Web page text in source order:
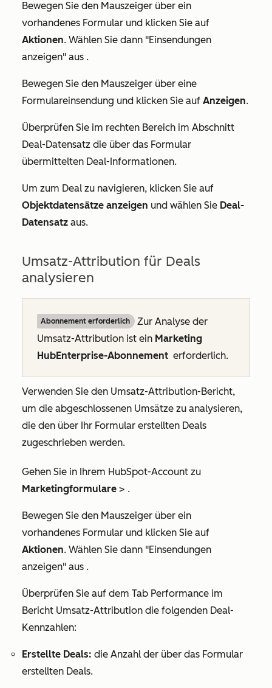
Bewegen Sie den Mauszeiger über ein
vorhandenes Formular und klicken Sie auf
Aktionen. Wählen Sie dann "Einsendungen
anzeigen" aus .
Bewegen Sie den Mauszeiger über eine
Formulareinsendung und klicken Sie auf Anzeigen.
Überprüfen Sie im rechten Bereich im Abschnitt
Deal-Datensatz die über das Formular
übermittelten Deal-Informationen.
Um zum Deal zu navigieren, klicken Sie auf
Objektdatensätze anzeigen und wählen Sie Deal-
Datensatz aus.
Umsatz-Attribution für Deals
analysieren
Abonnement erforderlich
Zur Analyse der
Umsatz-Attribution ist ein Marketing
HubEnterprise-Abonnement erforderlich.
Verwenden Sie den Umsatz-Attribution-Bericht,
um die abgeschlossenen Umsätze zu analysieren,
die den über Ihr Formular erstellten Deals
zugeschrieben werden.
Gehen Sie in Ihrem HubSpot-Account zu
Marketingformulare > .
Bewegen Sie den Mauszeiger über ein
vorhandenes Formular und klicken Sie auf
Aktionen. Wählen Sie dann "Einsendungen
anzeigen" aus .
Überprüfen Sie auf dem Tab Performance im
Bericht Umsatz-Attribution die folgenden Deal-
Kennzahlen:
Erstellte Deals: die Anzahl der über das Formular
erstellten Deals.